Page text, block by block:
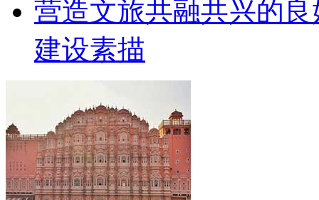
营造文旅共融共兴的
建设素描